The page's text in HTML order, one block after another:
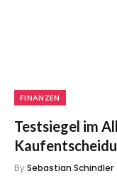
FINANZEN
Testsiegel im
BySebastian Schindler